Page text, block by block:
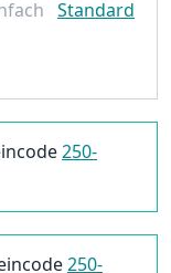
Standard
250-
250-